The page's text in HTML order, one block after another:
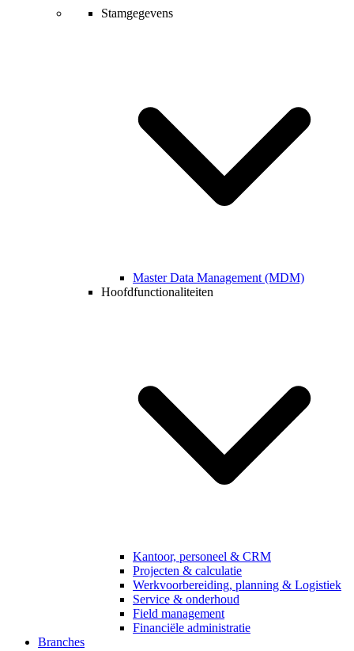
Stamgegevens
Master Data Management (MDM)
Hoofdfunctionaliteiten
Kantoor, personeel & CRM
Projecten & calculatie
Werkvoorbereiding, planning & Logistiek
Service & onderhoud
Field management
Financiële administratie
Branches